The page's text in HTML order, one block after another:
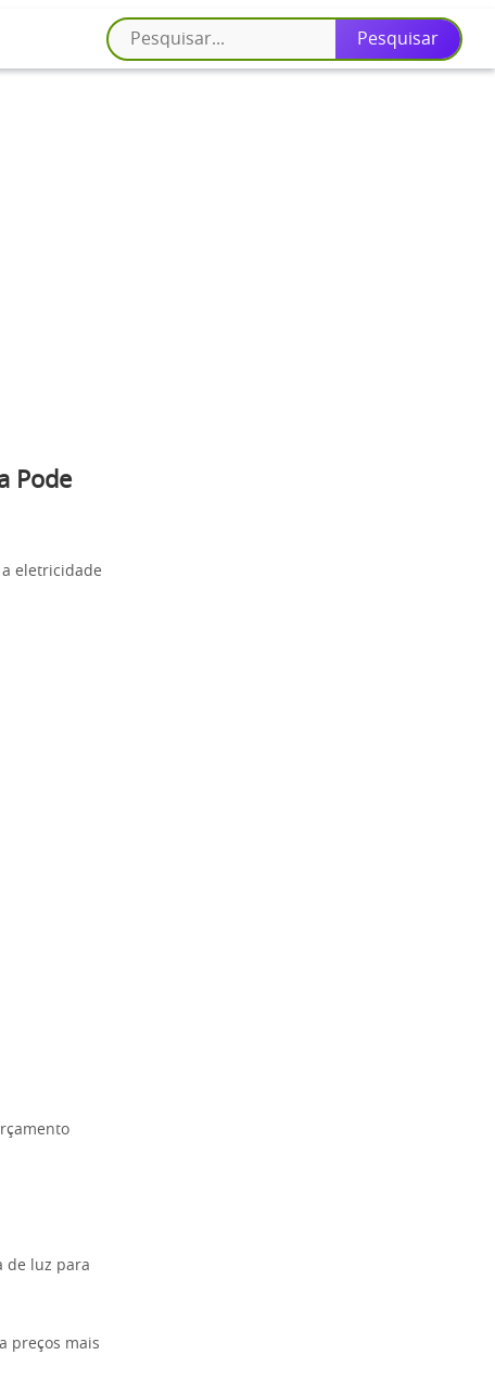
Pode
eletricidade
de luz para
preços mais